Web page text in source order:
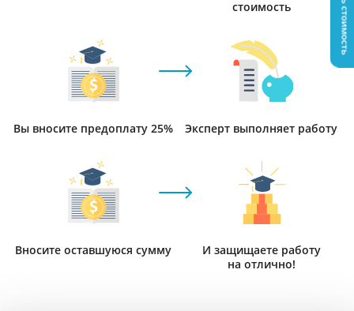
стоимость
Вы вносите предоплату 25% Эксперт выполняет работу
Вносите оставшуюся сумму
И защищаете работу
на отлично!